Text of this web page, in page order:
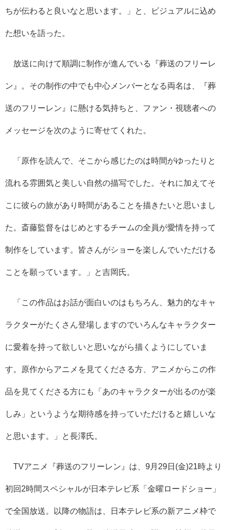
ちが伝わると良いなと思います。」と、ビジュアルに込め
た想いを語った。
放送に向けて順調に制作が進んでいる『葬送のフリーレ
ン』。その制作の中でも中心メンバーとなる両名は、『葬
送のフリーレン』に懸ける気持ちと、ファン・視聴者への
メッセージを次のように寄せてくれた。
「原作を読んで、そこから感じたのは時間がゆったりと
流れる雰囲気と美しい自然の描写でした。それに加えてそ
こに彼らの旅があり時間があることを描きたいと思いまし
た。斎藤監督をはじめとするチームの全員が愛情を持って
制作をしています。皆さんがショーを楽しんでいただける
ことを願っています。」と吉岡氏。
「この作品はお話が面白いのはもちろん、魅力的なキャ
ラクターがたくさん登場しますのでいろんなキャラクター
に愛着を持って欲しいと思いながら描くようにしていま
す。原作からアニメを見てくださる方、アニメからこの作
品を見てくださる方にも「あのキャラクターが出るのが楽
しみ」というような期待感を持っていただけると嬉しいな
と思います。」と長澤氏。
TVアニメ『葬送のフリーレン』は、9月29日(金)21時より
初回2時間スペシャルが日本テレビ系「金曜ロードショー」
で全国放送。以降の物語は、日本テレビ系の新アニメ枠で